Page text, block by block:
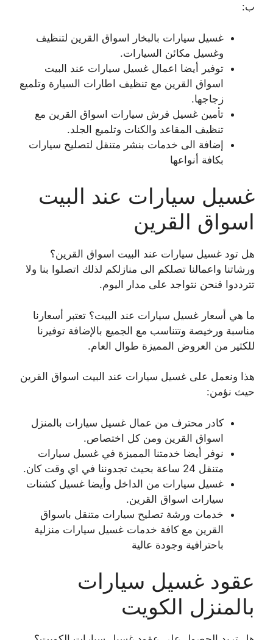
ب:
غسيل سيارات بالبخار اسواق القرين لتنظيف
وغسيل مكائن السيارات.
توفير أيضا اعمال غسيل سيارات عند البيت
اسواق القرين مع تنظيف اطارات السيارة وتلميع
زجاجها.
تأمين غسيل فرش سيارات اسواق القرين مع
تنظيف المقاعد والكنات وتلميع الجلد.
إضافة الى خدمات بنشر متنقل لتصليح سيارات
بكافة أنواعها
غسيل سيارات عند البيت
اسواق القرين
هل تود غسيل سيارات عند البيت اسواق القرين؟
ورشاتنا واعمالنا تصلكم الى منازلكم لذلك اتصلوا بنا ولا
تترددوا فنحن نتواجد على مدار اليوم.
ما هي أسعار غسيل سيارات عند البيت؟ تعتبر أسعارنا
مناسبة ورخيصة وتتناسب مع الجميع بالإضافة توفيرنا
للكثير من العروض المميزة طوال العام.
هذا ونعمل على غسيل سيارات عند البيت اسواق القرين
حيث نؤمن:
كادر محترف من عمال غسيل سيارات بالمنزل
اسواق القرين ومن كل اختصاص.
نوفر أيضا خدمتنا المميزة في غسيل سيارات
متنقل 24 ساعة بحيث تجدوننا في اي وقت كان.
غسيل سيارات من الداخل وأيضا غسيل كشنات
سيارات اسواق القرين.
خدمات ورشة تصليح سيارات متنقل باسواق
القرين مع كافة خدمات غسيل سيارات منزلية
باحترافية وجودة عالية
عقود غسيل سيارات
بالمنزل الكويت